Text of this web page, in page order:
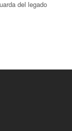
del legado